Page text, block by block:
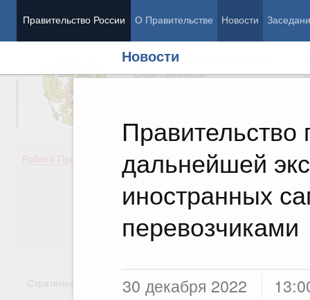
Правительство России О Правительстве Новости
Новости
Правительство
дальнейшей
иностранных
перевозчиками
30 декабря 2022
Председатель Правительства
Вице-премьеры
Работа Правительства
Демография
Здоровье
Культура
Государство
Стратегии Государственные программы